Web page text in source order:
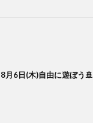
8月6日(木)自由に遊ぼう🚢